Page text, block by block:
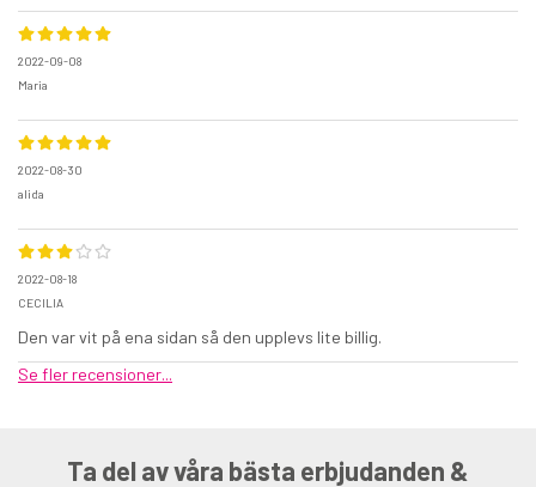
2022-09-08
Maria
2022-08-30
alida
2022-08-18
CECILIA
Den var vit på ena sidan så den upplevs lite billig.
Se fler recensioner...
Ta del av våra bästa erbjudanden &